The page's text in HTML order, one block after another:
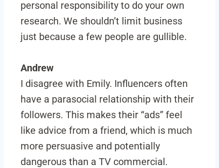
personal responsibility to do your own
research. We shouldn’t limit business
just because a few people are gullible.
Andrew
I disagree with Emily. Influencers often
have a parasocial relationship with their
followers. This makes their “ads” feel
like advice from a friend, which is much
more persuasive and potentially
dangerous than a TV commercial.